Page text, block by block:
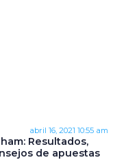
abril 16, 2021 10:55 am
Resultados,
de apuestas